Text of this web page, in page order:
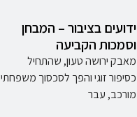
ידועים בציבור – המבחן
וסמכות הקביעה
מאבק ירושה טעון, שהתחיל
כסיפור זוגי והפך לסכסוך משפחתי
מורכב, עבר